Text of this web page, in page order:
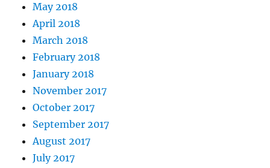
May 2018
April 2018
March 2018
February 2018
January 2018
November 2017
October 2017
September 2017
August 2017
July 2017